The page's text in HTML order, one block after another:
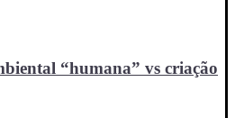
“humana” vs criação